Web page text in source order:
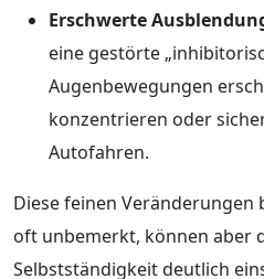
Erschwerte
eine gestörte
Augenbewegungen
konzentrieren oder
Autofahren.
Diese feinen Veränderungen
oft unbemerkt, können aber
Selbstständigkeit deutlich